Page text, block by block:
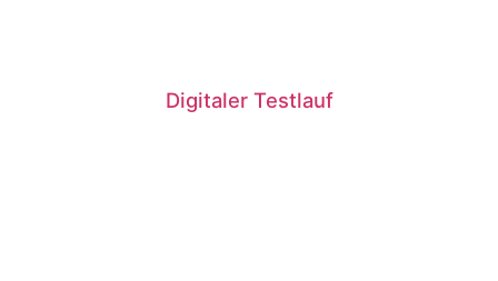
Digitaler Testlauf